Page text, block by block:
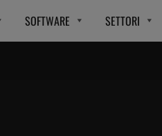
SOFTWARE SETTORI